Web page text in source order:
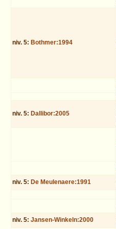
niv. 5: Bothmer:1994
niv. 5: Dallibor:2005
niv. 5: De Meulenaere:1991
niv. 5:Jansen-Winkeln:2000